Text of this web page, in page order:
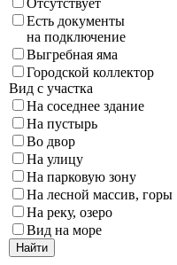
Отсутствует
Есть документы
на подключение
Выгребная яма
Городской коллектор
Вид с участка
На соседнее здание
На пустырь
Во двор
На улицу
На парковую зону
На лесной массив, горы
На реку, озеро
Вид на море